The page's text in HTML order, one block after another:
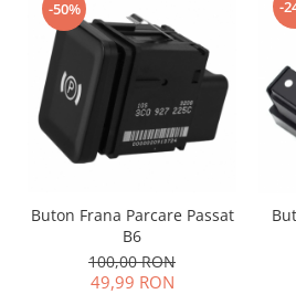
-50%
Buton Frana Parcare Passat
B6
100,00 RON
49,99 RON
-